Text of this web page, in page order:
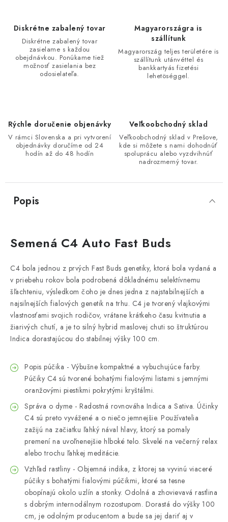
Diskrétne zabalený tovar
Diskrétne zabalený tovar
zasielame s každou
obejdnávkou. Ponúkame tiež
možnosť zasielania bez
odosielateľa.
Magyarországra is
szállítunk
Magyarország teljes területére is
szállítunk utánvéttel és
bankkartyás fizetési
lehetöséggel.
Rýchle doručenie objenávky
V rámci Slovenska a pri vytvorení
objednávky doručíme od 24
hodín až do 48 hodín
Veľkoobchodný sklad
Veľkoobchodný sklad v Prešove,
kde si môžete s nami dohodnúť
spoluprácu alebo vyzdvihnúť
nadrozmerný tovar.
Popis
Semená C4 Auto Fast Buds
C4 bola jednou z prvých Fast Buds genetiky, ktorá bola vydaná a
v priebehu rokov bola podrobená dôkladnému selektívnemu
šľachteniu, výsledkom čoho je dnes jedna z najstabilnejších a
najsilnejších fialových genetik na trhu. C4 je tvorený vlajkovými
vlastnosťami svojich rodičov, vrátane krátkeho času kvitnutia a
žiarivých chutí, a je to silný hybrid maslovej chuti so štruktúrou
Indica dorastajúcou do stabilnej výšky 100 cm.
Popis púčika - Výbušne kompaktné a vybuchujúce farby.
Púčiky C4 sú tvorené bohatými fialovými listami s jemnými
oranžovými piestikmi pokrytými kryštálmi.
Správa o dyme - Radostná rovnováha Indica a Sativa. Účinky
C4 sú preto vyvážené a o niečo jemnejšie. Používatelia
zažijú na začiatku ľahký nával hlavy, ktorý sa pomaly
premení na uvoľnenejšie hlboké telo. Skvelé na večerný relax
alebo trochu ľahkej meditácie.
Vzhľad rastliny - Objemná indika, z ktorej sa vyvinú viaceré
púčiky s bohatými fialovými púčikmi, ktoré sa tesne
obopínajú okolo uzlín a stonky. Odolná a zhovievavá rastlina
s dobrým internodálnym rozostupom. Dorastá do výšky 100
cm, je odolným producentom a bude sa jej dariť aj v